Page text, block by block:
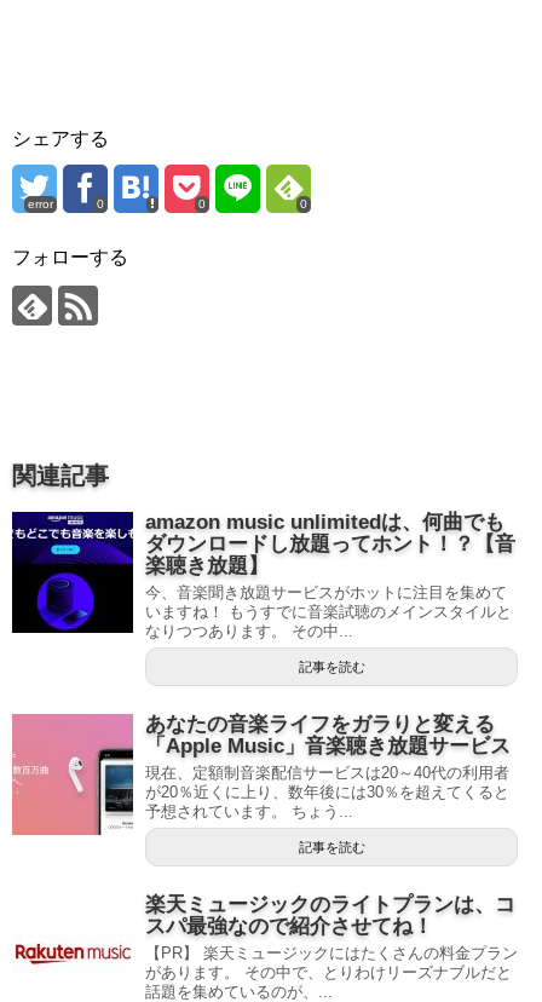
シェアする
error 0 0 0
フォローする
関連記事
amazon music unlimitedは、何曲でも
ダウンロードし放題ってホント！？【音
楽聴き放題】
今、音楽聞き放題サービスがホットに注目を集めて
いますね！ もうすでに音楽試聴のメインスタイルと
なりつつあります。 その中...
記事を読む
あなたの音楽ライフをガラりと変える
「Apple Music」音楽聴き放題サービス
現在、定額制音楽配信サービスは20～40代の利用者
が20％近くに上り、数年後には30％を超えてくると
予想されています。 ちょう...
記事を読む
楽天ミュージックのライトプランは、コ
スパ最強なので紹介させてね！
【PR】 楽天ミュージックにはたくさんの料金プラン
があります。 その中で、とりわけリーズナブルだと
話題を集めているのが、...